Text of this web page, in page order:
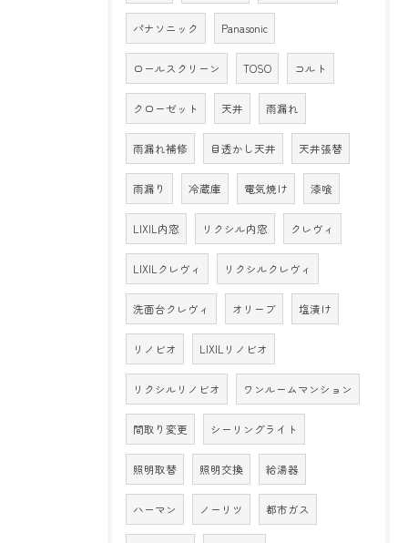
パナソニック Panasonic
ロールスクリーン TOSO コルト
クローゼット 天井 雨漏れ
雨漏れ補修 目透かし天井 天井張替
雨漏り 冷蔵庫 電気焼け 漆喰
LIXIL内窓 リクシル内窓 クレヴィ
LIXILクレヴィ リクシルクレヴィ
洗面台クレヴィ オリーブ 塩漬け
リノビオ LIXILリノビオ
リクシルリノビオ ワンルームマンション
間取り変更 シーリングライト
照明取替 照明交換 給湯器
ハーマン ノーリツ 都市ガス